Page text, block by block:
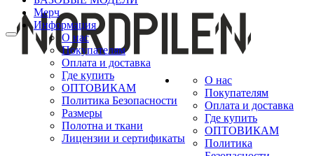
Мерч
Информация
О нас
Покупателям
Оплата и доставка
Где купить
ОПТОВИКАМ
Политика Безопасности
Размеры
Полотна и ткани
Лицензии и сертификаты
О нас
Покупателям
Оплата и доставка
Где купить
ОПТОВИКАМ
Политика